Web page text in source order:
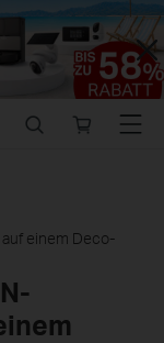
Close
store
Menu
einem Deco-